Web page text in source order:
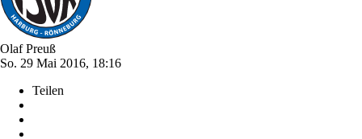
Olaf Preuß
So. 29 Mai 2016, 18:16
Teilen